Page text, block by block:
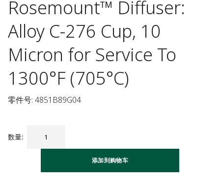
Rosemount™ Diffuser:
Alloy C-276 Cup, 10
Micron for Service To
1300°F (705°C)
零件号: 4851B89G04
数量:
添加到购物车